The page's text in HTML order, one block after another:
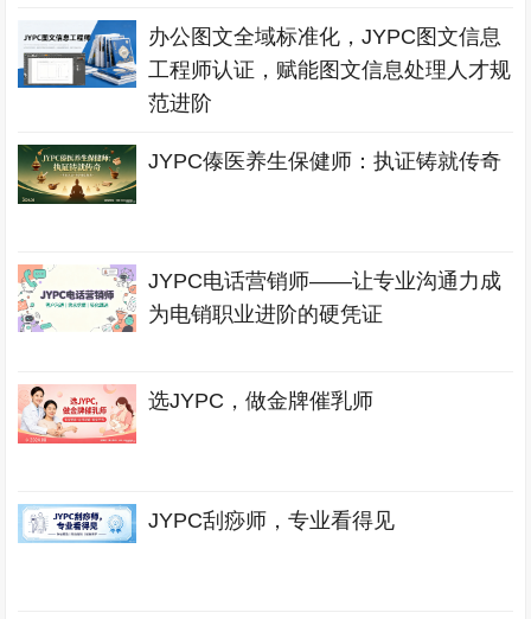
办公图文全域标准化，JYPC图文信息
工程师认证，赋能图文信息处理人才规
范进阶
JYPC傣医养生保健师：执证铸就传奇
JYPC电话营销师——让专业沟通力成
为电销职业进阶的硬凭证
选JYPC，做金牌催乳师
JYPC刮痧师，专业看得见